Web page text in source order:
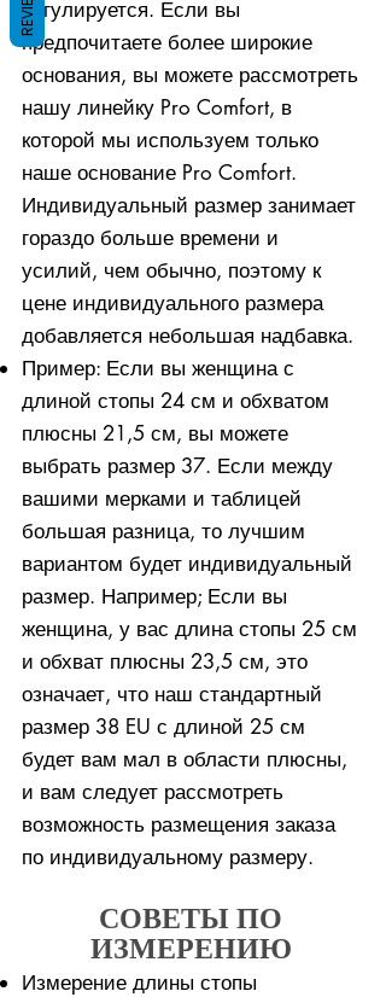
регулируется. Если вы
предпочитаете более широкие
основания, вы можете рассмотреть
нашу линейку Pro Comfort, в
которой мы используем только
наше основание Pro Comfort.
Индивидуальный размер занимает
гораздо больше времени и
усилий, чем обычно, поэтому к
цене индивидуального размера
добавляется небольшая надбавка.
Пример: Если вы женщина с
длиной стопы 24 см и обхватом
плюсны 21,5 см, вы можете
выбрать размер 37. Если между
вашими мерками и таблицей
большая разница, то лучшим
вариантом будет индивидуальный
размер. Например; Если вы
женщина, у вас длина стопы 25 см
и обхват плюсны 23,5 см, это
означает, что наш стандартный
размер 38 EU с длиной 25 см
будет вам мал в области плюсны,
и вам следует рассмотреть
возможность размещения заказа
по индивидуальному размеру.
СОВЕТЫ ПО
ИЗМЕРЕНИЮ
Измерение длины стопы